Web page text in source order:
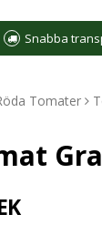
Snabba
Tomater